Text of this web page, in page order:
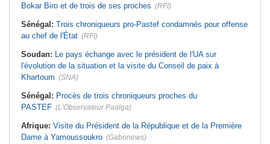
Bokar Biro et de trois de ses proches (RFI)
Sénégal: Trois chroniqueurs pro-Pastef condamnés pour offense
au chef de l'État (RFI)
Soudan: Le pays échange avec le président de l'UA sur
l'évolution de la situation et la visite du Conseil de paix à
Khartoum (SNA)
Sénégal: Procès de trois chroniqueurs proches du
PASTEF (L'Observateur Paalga)
Afrique: Visite du Président de la République et de la Première
Dame à Yamoussoukro (Gabonews)